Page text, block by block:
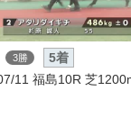
3勝
5着
11 福島10R 芝